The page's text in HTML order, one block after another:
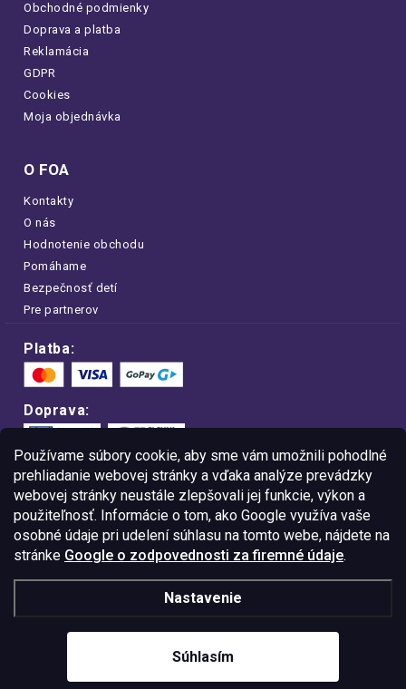
Používame súbory cookie, aby sme vám umožnili pohodlné
prehliadanie webovej stránky a vďaka analýze prevádzky
webovej stránky neustále zlepšovali jej funkcie, výkon a
použiteľnosť. Informácie o tom, ako Google využíva vaše
osobné údaje pri udelení súhlasu na tomto webe, nájdete na
stránke Google o zodpovednosti za firemné údaje.
Nastavenie
Súhlasím
Obchodné podmienky
Doprava a platba
Reklamácia
GDPR
Cookies
Moja objednávka
O FOA
Kontakty
O nás
Hodnotenie obchodu
Pomáhame
Bezpečnosť detí
Pre partnerov
Platba:
Doprava:
Nakupujte na FOA bezpečne a bez obáv.
Vďaka protokolu HTTPS sú vaše citlivé
dáta v úplnom bezpečí.
© Copyright2026Westlogic Slovakia s.r.o.,
Gajova 4, Bratislava, 811 09